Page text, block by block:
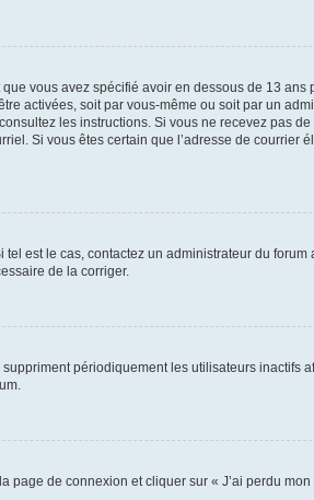
vous avez spécifié avoir en dessous de 13 ans
activées, soit par vous-même ou soit par un
les instructions. Si vous ne recevez pas de
Si vous êtes certain que l’adresse de courrier
est le cas, contactez un administrateur du forum
de la corriger.
périodiquement les utilisateurs inactifs
de connexion et cliquer sur « J’ai perdu mon